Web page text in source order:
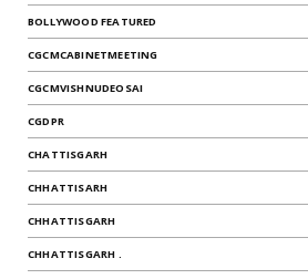
BOLLYWOOD FEATURED
CGCMCABINETMEETING
CGCMVISHNUDEOSAI
CGDPR
CHATTISGARH
CHHATTISARH
CHHATTISGARH
CHHATTISGARH .